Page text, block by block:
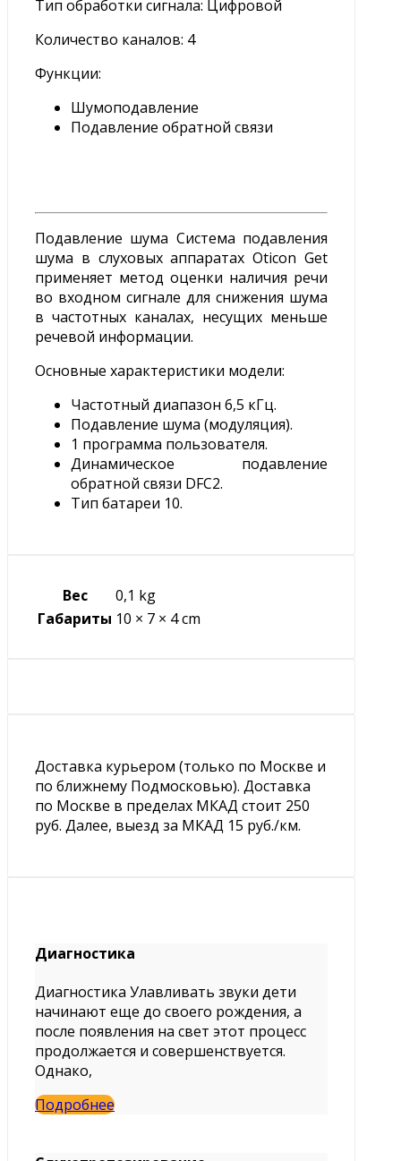
Тип обработки сигнала: Цифровой
Количество каналов: 4
Функции:
Шумоподавление
Подавление обратной связи
Подавление шума Система подавления
шума в слуховых аппаратах Oticon Get
применяет метод оценки наличия речи
во входном сигнале для снижения шума
в частотных каналах, несущих меньше
речевой информации.
Основные характеристики модели:
Частотный диапазон 6,5 кГц.
Подавление шума (модуляция).
1 программа пользователя.
Динамическое подавление
обратной связи DFC2.
Тип батареи 10.
Вес
0,1 kg
Габариты 10 × 7 × 4 cm
Доставка курьером (только по Москве и
по ближнему Подмосковью). Доставка
по Москве в пределах МКАД стоит 250
руб. Далее, выезд за МКАД 15 руб./км.
Диагностика
Диагностика Улавливать звуки дети
начинают еще до своего рождения, а
после появления на свет этот процесс
продолжается и совершенствуется.
Однако,
Подробнее